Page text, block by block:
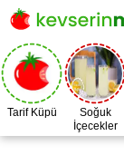
Tarif Küpü
Soğuk
İçecekler